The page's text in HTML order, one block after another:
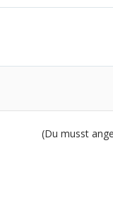
(Du musst